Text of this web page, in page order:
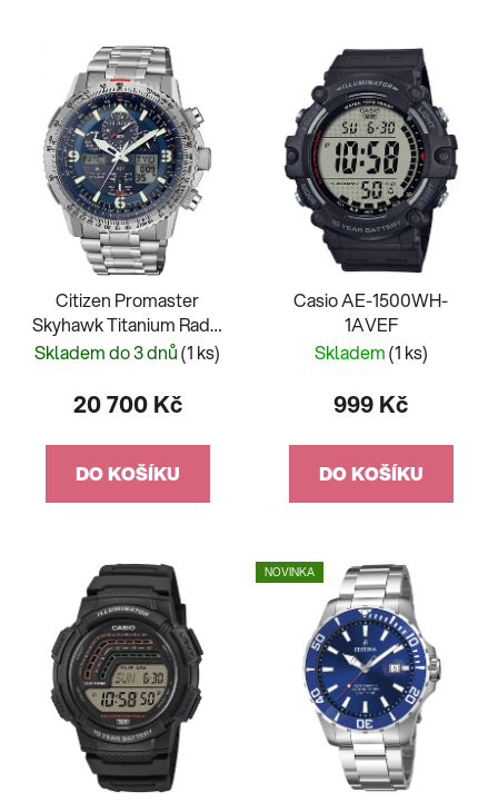
Citizen Promaster
Skyhawk Titanium Radio
Controlled JY8100-80L
Skladem do 3 dnů(1 ks)
20 700 Kč
DO KOŠÍKU
Casio AE-1500WH-
1AVEF
Skladem(1 ks)
999 Kč
DO KOŠÍKU
NOVINKA